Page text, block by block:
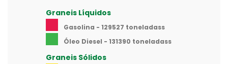
Graneis Líquidos
Gasolina - 129527 toneladass
Óleo Diesel - 131390 toneladass
Graneis Sólidos